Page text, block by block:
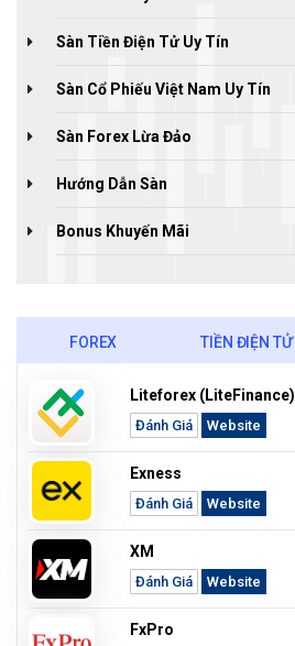
Sàn Tiền Điện Tử Uy Tín
Sàn Cổ Phiếu Việt Nam Uy Tín
Sàn Forex Lừa Đảo
Hướng Dẫn Sàn
Bonus Khuyến Mãi
FOREX TIỀN ĐIỆN TỬ
Liteforex (LiteFinance)
Đánh Giá Website
Exness
Đánh Giá Website
XM
Đánh Giá Website
FxPro